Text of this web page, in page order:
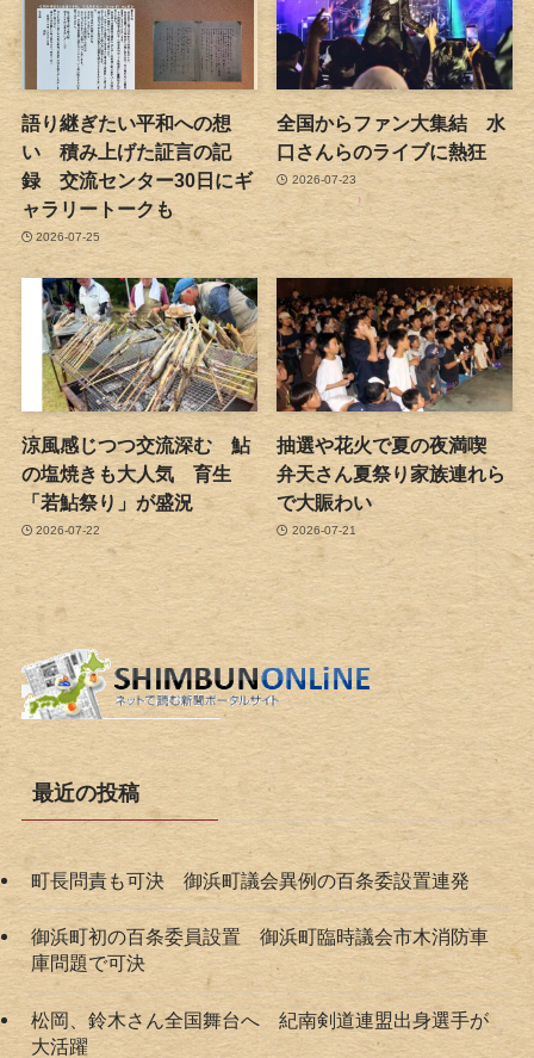
語り継ぎたい平和への想
い 積み上げた証言の記
録 交流センター30日にギ
ャラリートークも
2026-07-25
全国からファン大集結 水
口さんらのライブに熱狂
2026-07-23
涼風感じつつ交流深む 鮎
の塩焼きも大人気 育生
「若鮎祭り」が盛況
2026-07-22
抽選や花火で夏の夜満喫
弁天さん夏祭り家族連れら
で大賑わい
2026-07-21
最近の投稿
町長問責も可決 御浜町議会異例の百条委設置連発
御浜町初の百条委員設置 御浜町臨時議会市木消防車
庫問題で可決
松岡、鈴木さん全国舞台へ 紀南剣道連盟出身選手が
大活躍